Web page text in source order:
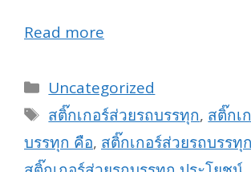
Read more
Categories
Uncategorized
Tags
สติ๊กเกอร์ส่วยรถบรรทุก, สติ๊กเ
บรรทุก คือ, สติ๊กเกอร์ส่วยรถบรรทุ